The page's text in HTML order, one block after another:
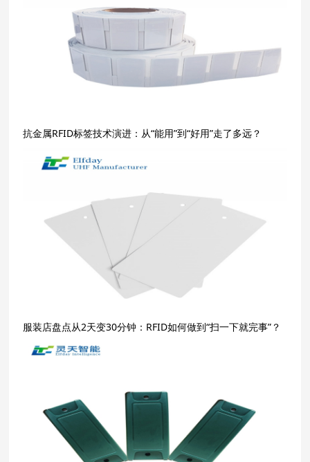
抗金属RFID标签技术演进：从“能用”到“好用”走了多远？
服装店盘点从2天变30分钟：RFID如何做到“扫一下就完事”？